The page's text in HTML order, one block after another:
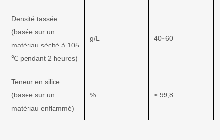
Densité tassée
(basée sur un
matériau séché à 105
℃ pendant 2 heures)
g/L 40~60
Teneur en silice
(basée sur un
matériau enflammé)
% ≥ 99,8